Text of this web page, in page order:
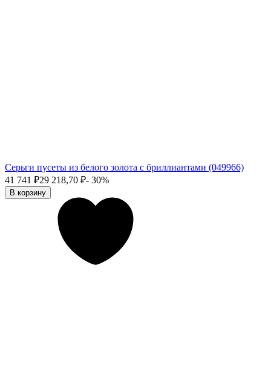
Серьги пусеты из белого золота с бриллиантами (049966)
41 741 ₽29 218,70 ₽- 30%
В корзину